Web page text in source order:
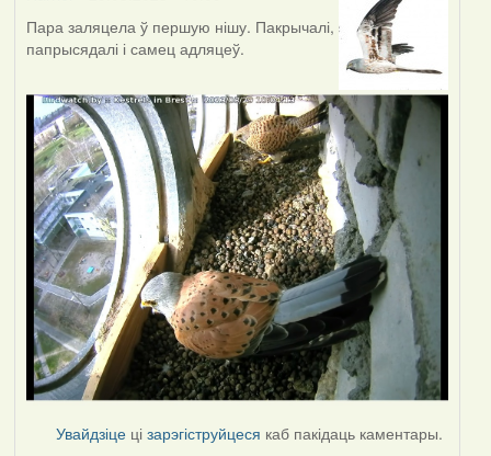
Пара заляцела ў першую нішу. Пакрычалі,
папрысядалі і самец адляцеў.
Увайдзіце цізарэгіструйцеся каб пакідаць каментары.